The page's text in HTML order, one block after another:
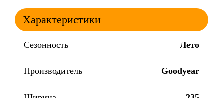
Характеристики
Сезонность Лето
Производитель Goodyear